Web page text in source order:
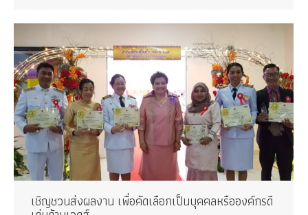
เชิญชวนส่งผลงาน เพื่อคัดเลือกเป็นบุคคลหรือองค์กรดี